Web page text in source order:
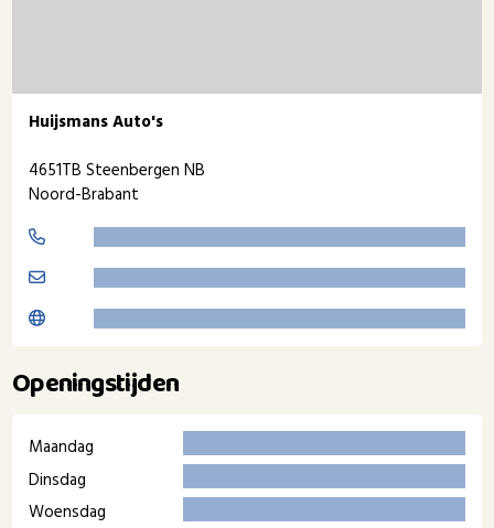
Huijsmans Auto's
4651TB Steenbergen NB
Noord-Brabant
Openingstijden
Maandag
Dinsdag
Woensdag